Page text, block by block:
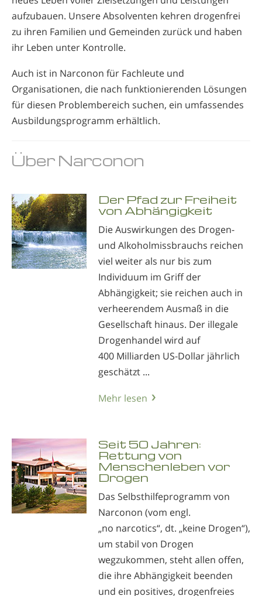
aufzubauen. Unsere Absolventen kehren drogenfrei
zu ihren Familien und Gemeinden zurück und haben
ihr Leben unter Kontrolle.
Auch ist in Narconon für Fachleute und
Organisationen, die nach funktionierenden Lösungen
für diesen Problem­bereich suchen, ein umfassendes
Ausbildungsprogramm erhältlich.
Über Narconon
Der Pfad zur Freiheit
von Abhängigkeit
Die Auswirkungen des Drogen-
und Alkoholmissbrauchs reichen
viel weiter als nur bis zum
Individuum im Griff der
Abhängigkeit; sie reichen auch in
verheerendem Ausmaß in die
Gesellschaft hinaus. Der illegale
Drogenhandel wird auf
400 Milliarden US-Dollar jährlich
geschätzt ...
Mehr lesen
Seit 50 Jahren:
Rettung von
Menschenleben vor
Drogen
Das Selbsthilfeprogramm von
Narconon (vom engl.
„no narcotics“, dt. „keine Drogen“),
um stabil von Drogen
wegzukommen, steht allen offen,
die ihre Abhängigkeit beenden
und ein positives, drogenfreies